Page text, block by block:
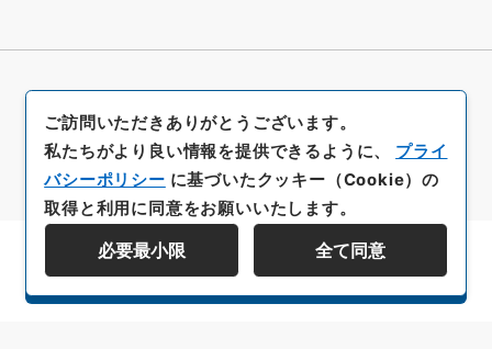
資料群階層を表示する
ご訪問いただきありがとうございます。
私たちがより良い情報を提供できるように、 プライ
バシーポリシー に基づいたクッキー（Cookie）の
取得と利用に同意をお願いいたします。
必要最小限 全て同意